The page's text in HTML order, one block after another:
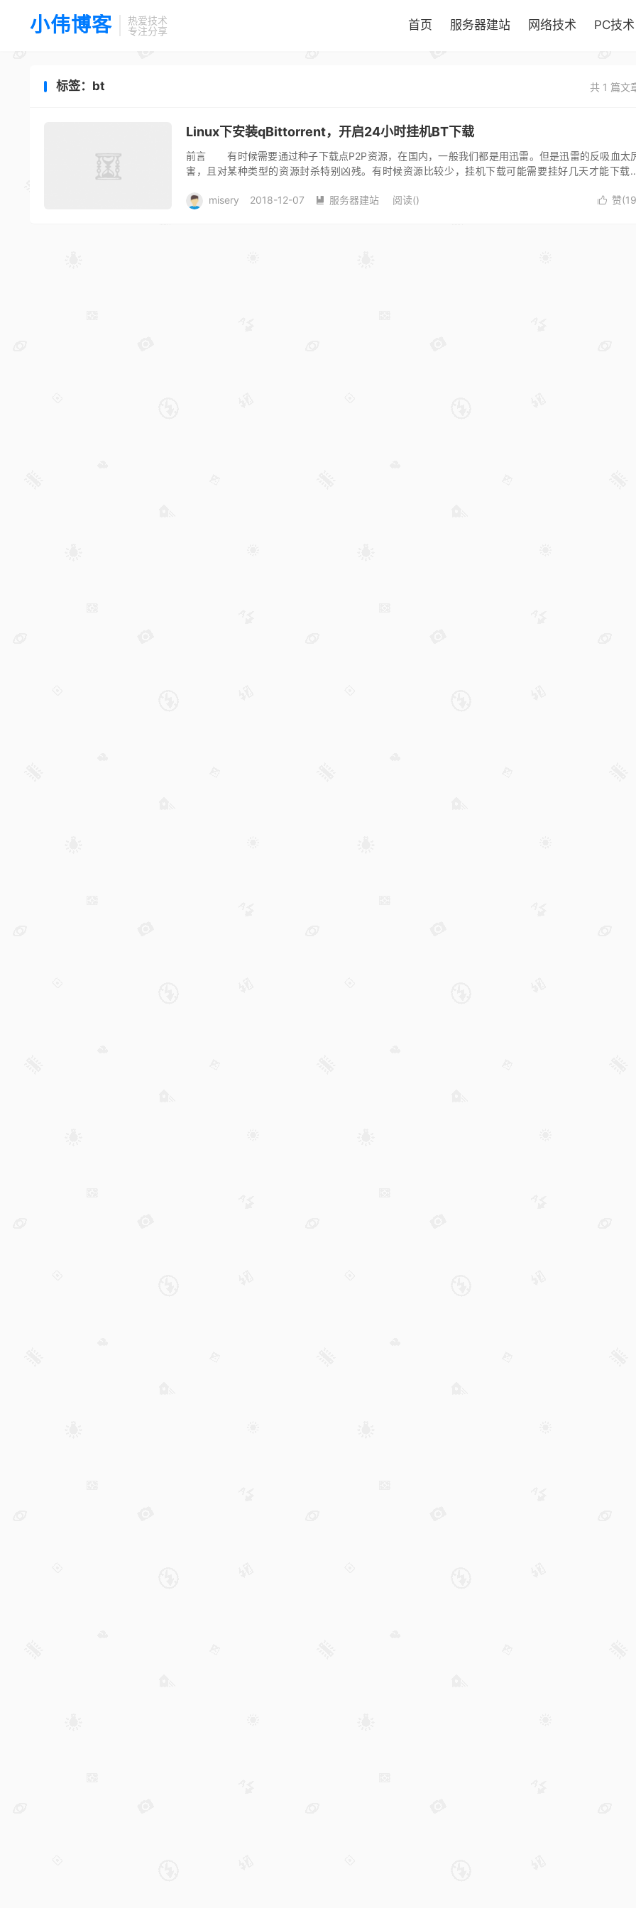
小伟博客
热爱技术
专注分享
首页 服务器建站 网络技术 PC技术
共 1 篇文
标签：bt
Linux下安装qBittorrent，开启24小时挂机BT下载
前言 有时候需要通过种子下载点P2P资源，在国内，一般我们都是用迅雷。但是迅雷的反吸血太
害，且对某种类型的资源封杀特别凶残。有时候资源比较少，挂机下载可能需要挂好几天才能下载
 赞(19
misery 2018-12-07  服务器建站 阅读()